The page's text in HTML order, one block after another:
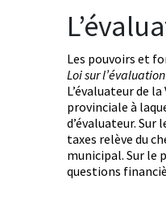
Les pouvoirs et
Loi sur
L’évaluateur de
provinciale à
d’évaluateur.
taxes relève du
municipal. Sur le
questions